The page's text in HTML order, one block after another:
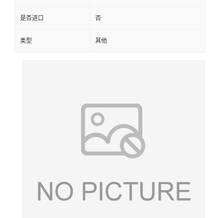
是否进口 否
类型 其他